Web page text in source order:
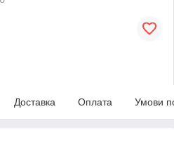
Доставка Оплата Умови